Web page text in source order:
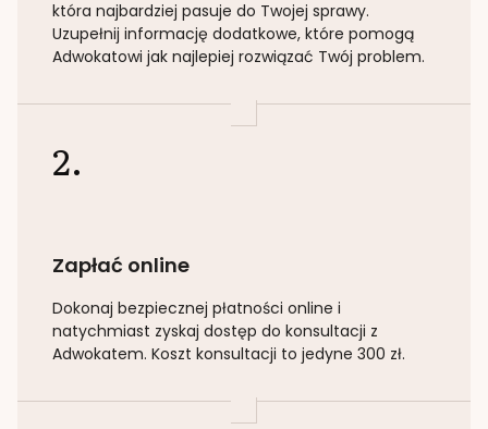
która najbardziej pasuje do Twojej sprawy.
Uzupełnij informację dodatkowe, które pomogą
Adwokatowi jak najlepiej rozwiązać Twój problem.
2.
Zapłać online
Dokonaj bezpiecznej płatności online i
natychmiast zyskaj dostęp do konsultacji z
Adwokatem. Koszt konsultacji to jedyne 300 zł.